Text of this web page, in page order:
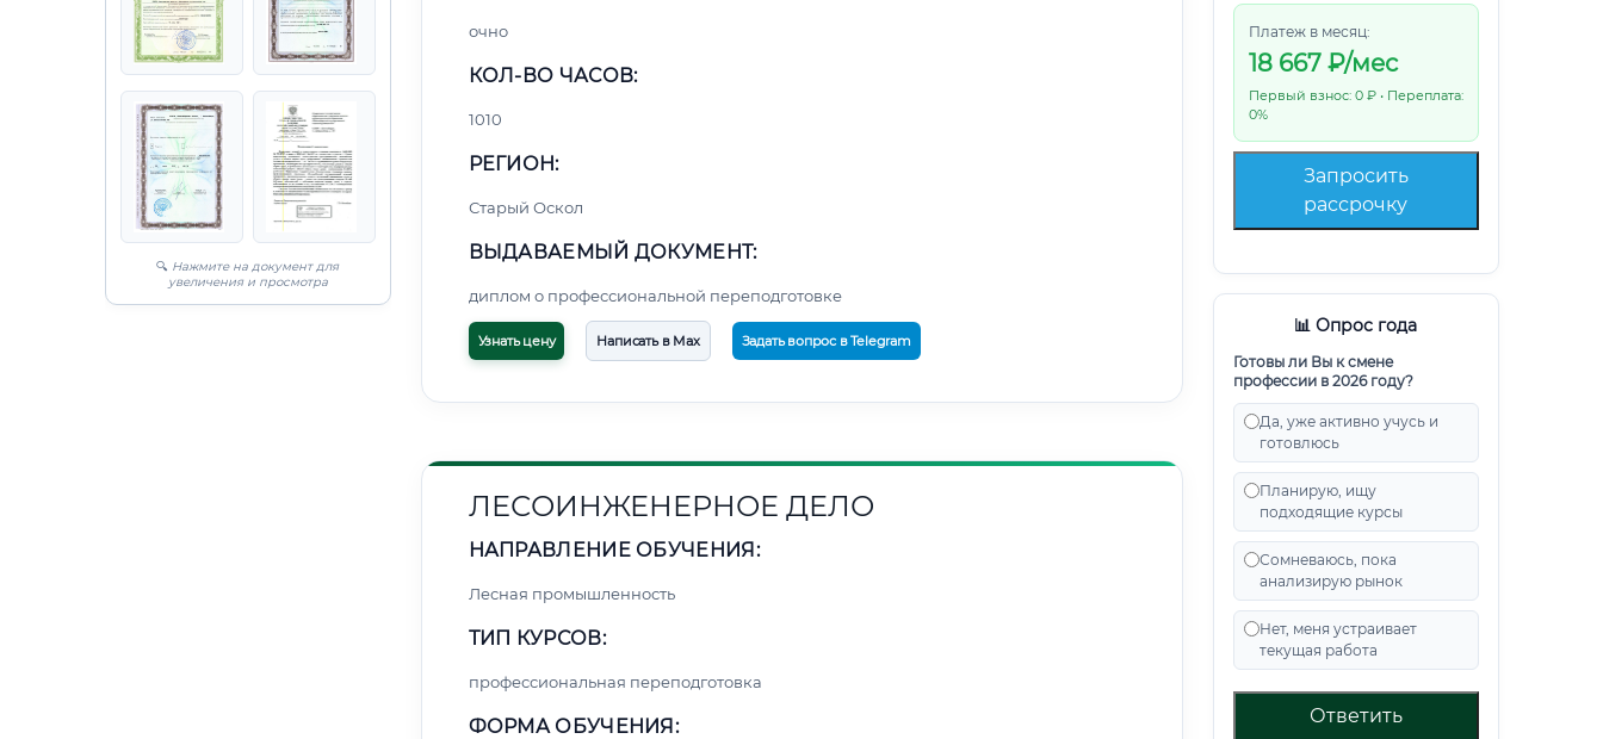
🔍 Нажмите на документ для
увеличения и просмотра
Платеж в месяц:
18 667₽/мес
Первый взнос: 0 ₽ • Переплата:
0%
Запросить
рассрочку
📊 Опрос года
Готовы ли Вы к смене
профессии в 2026 году?
Да, уже активно учусь и
готовлюсь
Планирую, ищу
подходящие курсы
Сомневаюсь, пока
анализирую рынок
Нет, меня устраивает
текущая работа
Ответить
очно
КОЛ-ВО ЧАСОВ:
1010
РЕГИОН:
Старый Оскол
ВЫДАВАЕМЫЙ ДОКУМЕНТ:
диплом о профессиональной переподготовке
Узнать цену Написать в Max Задать вопрос в Telegram
ЛЕСОИНЖЕНЕРНОЕ ДЕЛО
НАПРАВЛЕНИЕ ОБУЧЕНИЯ:
Лесная промышленность
ТИП КУРСОВ:
профессиональная переподготовка
ФОРМА ОБУЧЕНИЯ: